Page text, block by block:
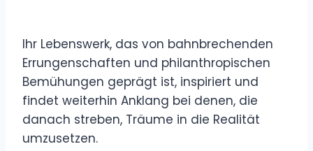
Ihr Lebenswerk, das von bahnbrechenden
Errungenschaften und philanthropischen
Bemühungen geprägt ist, inspiriert und
findet weiterhin Anklang bei denen, die
danach streben, Träume in die Realität
umzusetzen.